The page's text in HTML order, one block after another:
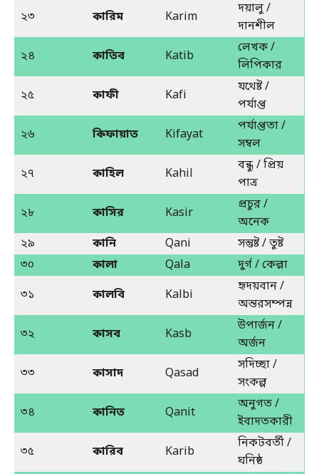
২৩
কারিম Karim
দয়ালু /
দানশীল
২৪
কাতিব Katib
লেখক /
লিপিকার
২৫
কাফী Kafi
যথেষ্ট /
পর্যাপ্ত
২৬
কিফায়াত Kifayat
পর্যাপ্ততা /
সম্বল
২৭
কাহিল Kahil
বন্ধু / প্রিয়
পাত্র
২৮
কাসির Kasir
প্রচুর /
অনেক
২৯
কানি Qani
সন্তুষ্ট / তুষ্ট
৩০
কালা Qala
দুর্গ / কেল্লা
৩১
কালবি Kalbi
হৃদয়বান /
অন্তরসম্পন্ন
৩২
কাসব Kasb
উপার্জন /
অর্জন
৩৩
কাসাদ Qasad
সদিচ্ছা /
সংকল্প
৩৪
কানিত Qanit
অনুগত /
ইবাদতকারী
৩৫
কারিব Karib
নিকটবর্তী /
ঘনিষ্ঠ